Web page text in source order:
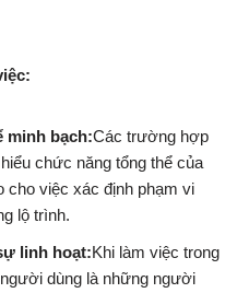
minh bạch:Các trường hợp
chức năng tổng thể của
cho việc xác định phạm vi
lộ trình.
linh hoạt:Khi làm việc trong
dùng là những người